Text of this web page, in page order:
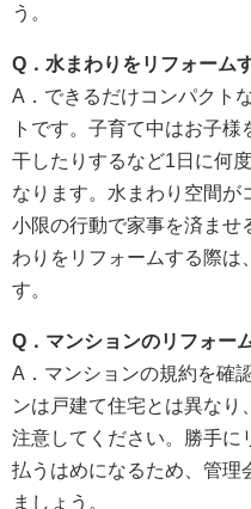
う。
Q ．水まわりをリフォーム
A．できるだけコンパクト
トです。子育て中はお子
干したりするなど1日に何
なります。水まわり空間が
小限の行動で家事を済ませ
わりをリフォームする際は
す。
Q ．マンションのリフォー
A．マンションの規約を確
ンは戸建て住宅とは異な
注意してください。勝手に
払うはめになるため、管理
ましょう。